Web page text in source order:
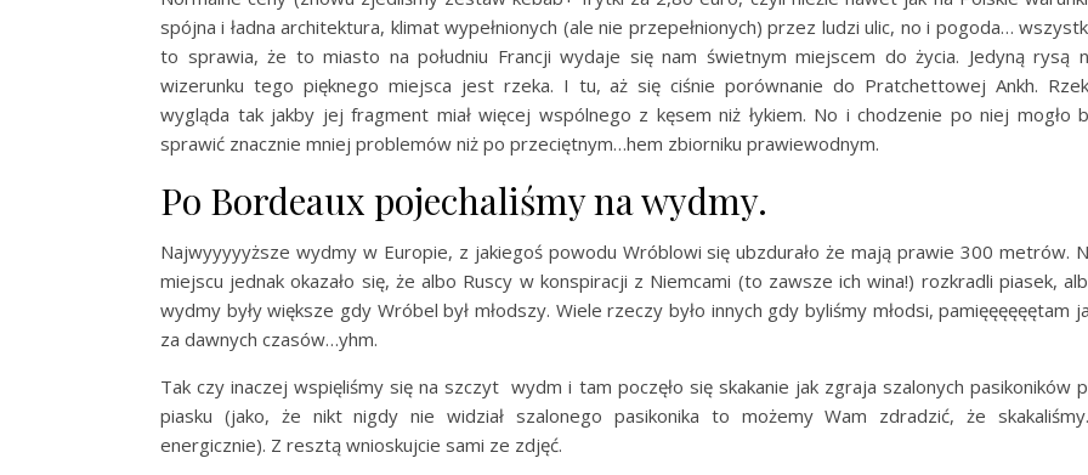
spójna i ładna architektura, klimat wypełnionych (ale nie przepełnionych) przez ludzi ulic, no i pogoda…
to sprawia, że to miasto na południu Francji wydaje się nam świetnym miejscem do życia. Jedyną rysą
wizerunku tego pięknego miejsca jest rzeka. I tu, aż się ciśnie porównanie do Pratchettowej Ankh.
wygląda tak jakby jej fragment miał więcej wspólnego z kęsem niż łykiem. No i chodzenie po niej mogło
sprawić znacznie mniej problemów niż po przeciętnym…hem zbiorniku prawiewodnym.
Po Bordeaux pojechaliśmy na wydmy.
Najwyyyyyższe wydmy w Europie, z jakiegoś powodu Wróblowi się ubzdurało że mają prawie 300 metrów.
miejscu jednak okazało się, że albo Ruscy w konspiracji z Niemcami (to zawsze ich wina!) rozkradli piasek,
wydmy były większe gdy Wróbel był młodszy. Wiele rzeczy było innych gdy byliśmy młodsi, pamięęęęęętam
za dawnych czasów…yhm.
Tak czy inaczej wspięliśmy się na szczyt wydm i tam poczęło się skakanie jak zgraja szalonych pasikoników
piasku (jako, że nikt nigdy nie widział szalonego pasikonika to możemy Wam zdradzić, że
energicznie). Z resztą wnioskujcie sami ze zdjęć.